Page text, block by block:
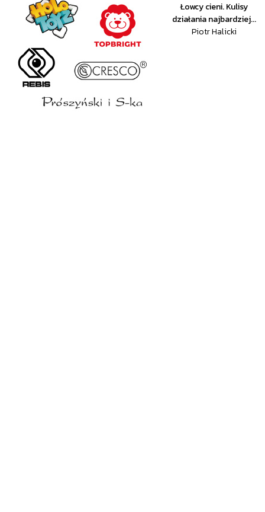
Łowcy cieni. Kulisy
działania najbardziej...
Piotr Halicki